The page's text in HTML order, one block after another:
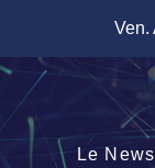
contenuto
Ven.
Le